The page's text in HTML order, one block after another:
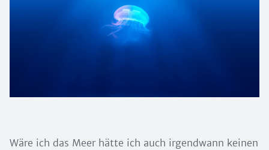
Wäre ich das Meer hätte ich auch irgendwann keinen